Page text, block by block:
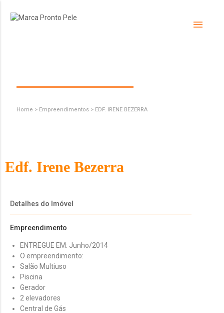
menu
Home > Empreendimentos > EDF. IRENE BEZERRA
Edf. Irene Bezerra
Detalhes do Imóvel
Empreendimento
ENTREGUE EM: Junho/2014
O empreendimento:
Salão Multiuso
Piscina
Gerador
2 elevadores
Central de Gás